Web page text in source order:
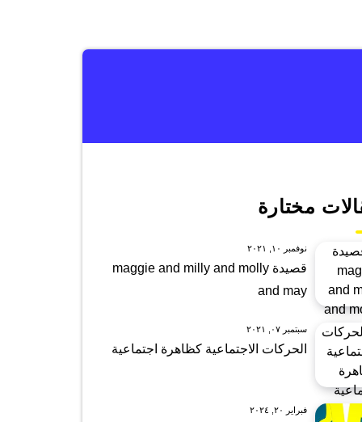
مختارة
نوفمبر ١٠, ٢٠٢١
قصيدة maggie and milly and molly
and may
سبتمبر ٠٧, ٢٠٢١
الحركات الاجتماعية كظاهرة اجتماعية
فبراير ٢٠, ٢٠٢٤